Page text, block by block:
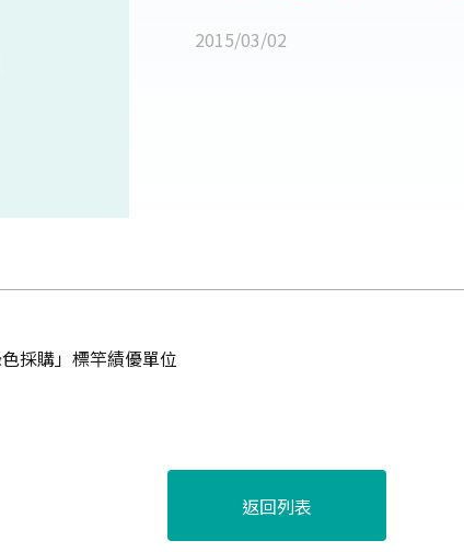
2015/03/02
採購」標竿績優單位
返回列表